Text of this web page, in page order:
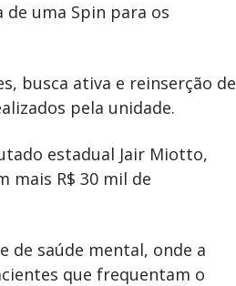
de uma Spin para os
busca ativa e reinserção de
pela unidade.
estadual Jair Miotto,
mais R$ 30 mil de
de saúde mental, onde a
que frequentam o